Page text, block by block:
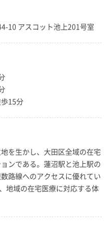
10 アスコット池上201号室
15分
を生かし、大田区全域の在宅
ンである。蓮沼駅と池上駅の
路線へのアクセスに優れてい
地域の在宅医療に対応する体